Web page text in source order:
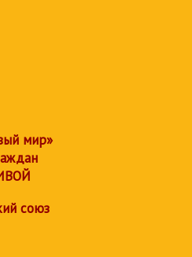
мир»
союз